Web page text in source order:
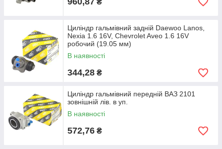
₴
Циліндр гальмівний задній Daewoo Lanos,
Nexia 1.6 16V, Chevrolet Aveo 1.6 16V
робочий (19.05 мм)
В наявності
344,28 ₴
Циліндр гальмівний передній ВАЗ 2101
зовнішній лів. в уп.
В наявності
572,76 ₴